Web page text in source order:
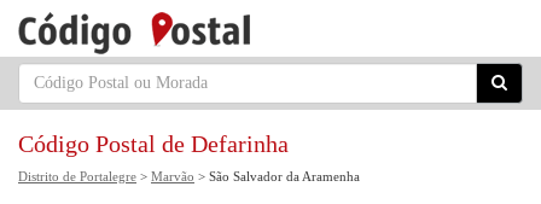
Código Postal de Defarinha
Distrito de Portalegre > Marvão > São Salvador da Aramenha